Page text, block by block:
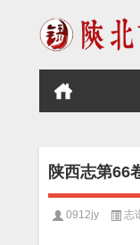
陕西志第66
0912jy 志